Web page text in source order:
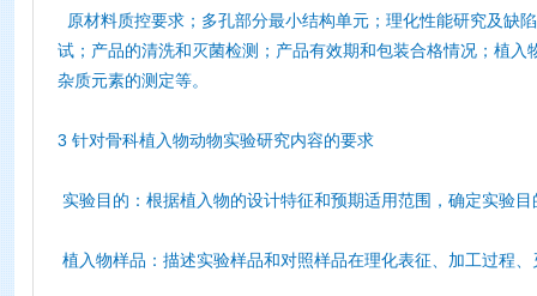
原材料质控要求；多孔部分最小结构单元；理化性能研究及缺
试；产品的清洗和灭菌检测；产品有效期和包装合格情况；植
杂质元素的测定等。
3 针对骨科植入物动物实验研究内容的要求
实验目的：根据植入物的设计特征和预期适用范围，确定实验
植入物样品：描述实验样品和对照样品在理化表征、加工过程